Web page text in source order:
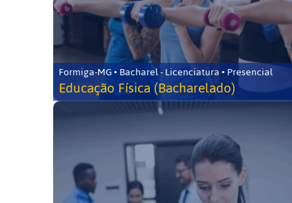
Formiga-MG • Bacharel - Licenciatura • Presencial
Educação Física (Bacharelado)